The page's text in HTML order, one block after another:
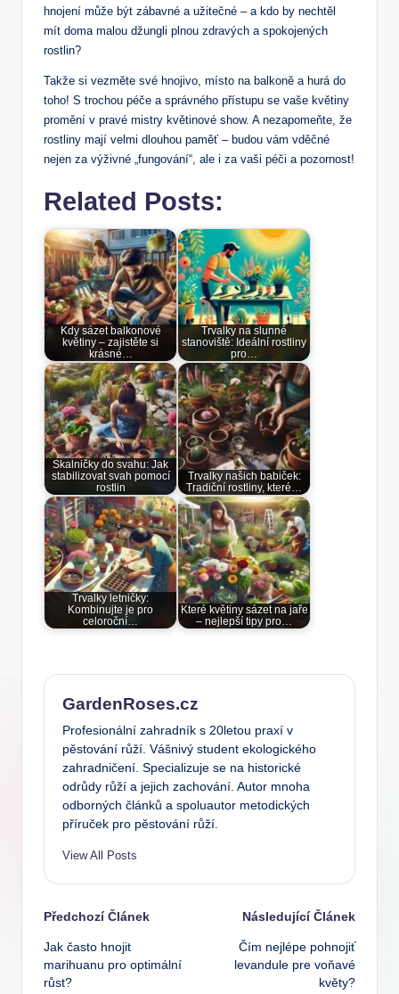
hnojení může být zábavné a užitečné – a kdo by nechtěl
mít doma malou džungli plnou zdravých a spokojených
rostlin?
Takže si vezměte své hnojivo, místo na balkoně a hurá do
toho! S trochou péče a správného přístupu se vaše květiny
promění v pravé mistry květinové show. A nezapomeňte, že
rostliny mají velmi dlouhou paměť – budou vám vděčné
nejen za výživné „fungování“, ale i za vaši péči a pozornost!
Related Posts:
Kdy sázet balkonové
květiny – zajistěte si
krásné…
Trvalky na slunné
stanoviště: Ideální rostliny
pro…
Skalničky do svahu: Jak
stabilizovat svah pomocí
rostlin
Trvalky našich babiček:
Tradiční rostliny, které…
Trvalky letničky:
Kombinujte je pro
celoroční…
Které květiny sázet na jaře
– nejlepší tipy pro…
GardenRoses.cz
Profesionální zahradník s 20letou praxí v
pěstování růží. Vášnivý student ekologického
zahradničení. Specializuje se na historické
odrůdy růží a jejich zachování. Autor mnoha
odborných článků a spoluautor metodických
příruček pro pěstování růží.
View All Posts
Post
navigation
Předchozí Článek
Jak často hnojit
marihuanu pro optimální
růst?
Následující Článek
Čím nejlépe pohnojiť
levandule pre voňavé
květy?